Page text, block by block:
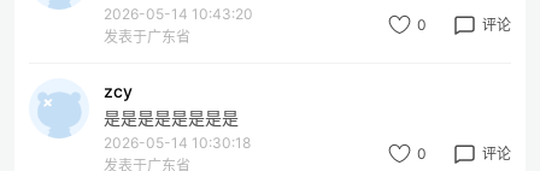
2026-05-14 10:43:20
发表于广东省
0 评论
zcy
是是是是是是是是
2026-05-14 10:30:18
发表于广东省
0 评论